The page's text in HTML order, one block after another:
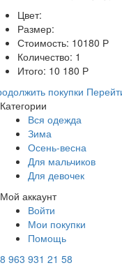
Цвет:
Размер:
Стоимость: 10180 Р
Количество: 1
Итого: 10 180 Р
покупки
Категории
Вся одежда
Зима
Осень-весна
Для мальчиков
Для девочек
Мой аккаунт
Войти
Мои покупки
Помощь
8 963 931 21 58